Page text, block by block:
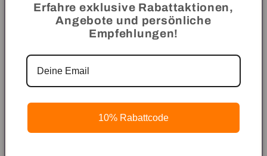
Kaufe diese Produkte zusammen
und erhalte einen sensationellen
Erfahre exklusive Rabattaktionen,
Angebote und persönliche
Empfehlungen!
10% Rabattcode